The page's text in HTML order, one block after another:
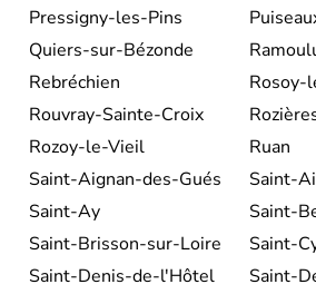
Pressigny-les-Pins
Quiers-sur-Bézonde
Rebréchien
Rosoy-
Rouvray-Sainte-Croix
Rozoy-le-Vieil
Ruan
Saint-Aignan-des-Gués
Saint-
Saint-Ay
Saint-
Saint-Brisson-sur-Loire
Saint-
Saint-Denis-de-l'Hôtel
Saint-